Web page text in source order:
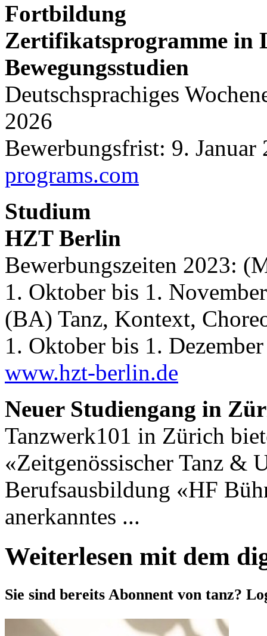
Fortbildung
Zertifikatsprogramme in
Bewegungsstudien
Deutschsprachiges
2026
Bewerbungsfrist: 9.
programs.com
Studium
HZT Berlin
Bewerbungszeiten 2023:
1. Oktober bis 1.
(BA) Tanz, Kontext,
1. Oktober bis 1.
www.hzt-berlin.de
Neuer Studiengang in
Tanzwerk101 in Zürich
«Zeitgenössischer Tanz &
Berufsausbildung «HF
anerkanntes ...
Weiterlesen mit dem
Sie sind bereits Abonnent von tanz?